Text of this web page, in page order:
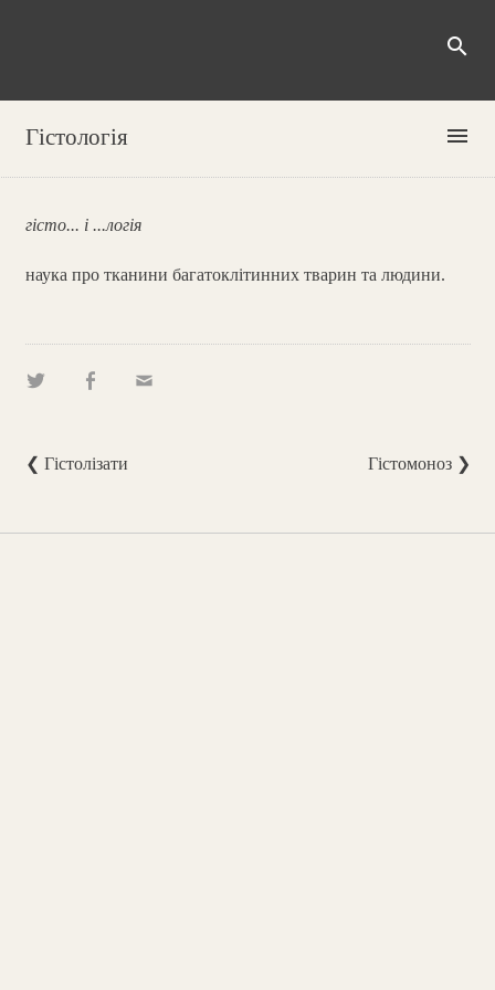
search
Гістологія menu
гісто... і ...логія
наука про тканини багатоклітинних тварин та людини.
❮ Гістолізати Гістомоноз ❯